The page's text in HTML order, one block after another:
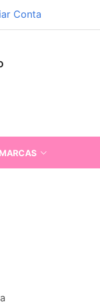
Conta
MARCAS